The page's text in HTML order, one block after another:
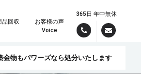
品回収
お客様の声
Voice
365日 年中無休
金物もパワーズなら処分いたします